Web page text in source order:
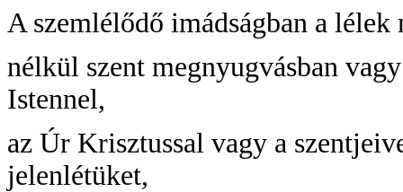
A szemlélődő imádságban a
nélkül szent megnyugvásban
Istennel,
az Úr Krisztussal vagy a
jelenlétüket,